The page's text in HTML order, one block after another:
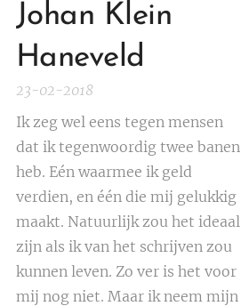
Johan Klein
Haneveld
23-02-2018
Ik zeg wel eens tegen mensen
dat ik tegenwoordig twee banen
heb. Eén waarmee ik geld
verdien, en één die mij gelukkig
maakt. Natuurlijk zou het ideaal
zijn als ik van het schrijven zou
kunnen leven. Zo ver is het voor
mij nog niet. Maar ik neem mijn